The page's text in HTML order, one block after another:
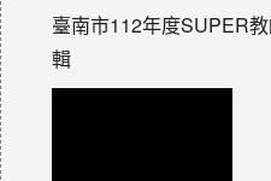
臺南市112年度SUPER
輯